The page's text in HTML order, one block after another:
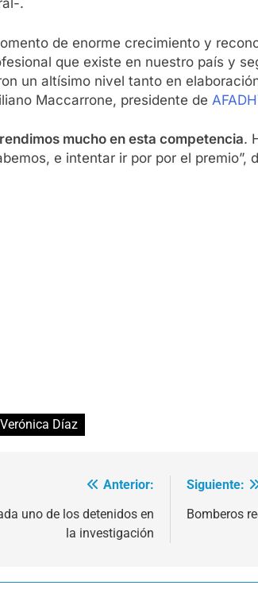
.
de enorme crecimiento y
que existe en nuestro país y
un altísimo nivel tanto en
Maccarrone, presidente de
mucho en esta competencia.
e intentar ir por por el
Verónica Díaz
Anterior:
uno de los detenidos en
la investigación
Siguiente:
Bomberos